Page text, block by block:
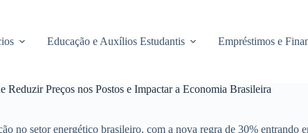
Educação e Auxílios Estudantis Empréstimos e
Preços nos Postos e Impactar a Economia Brasileira
no setor energético brasileiro, com a nova regra de 30% entrando